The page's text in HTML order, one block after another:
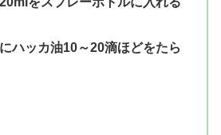
ハッカ油10～20滴ほどをたら